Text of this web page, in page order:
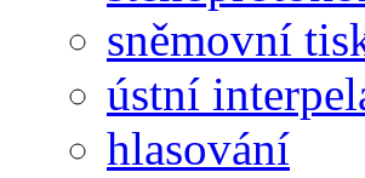
sněmovní
ústní
hlasování